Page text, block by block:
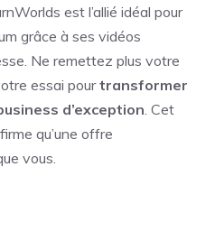
est l’allié idéal pour
grâce à ses vidéos
Ne remettez plus votre
essai pourtransformer
d’exception . Cet
qu’une offre
vous.